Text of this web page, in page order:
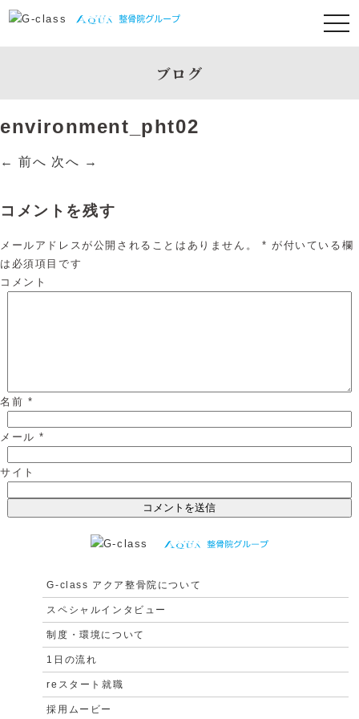
ブログ
environment_pht02
← 前へ 次へ →
コメントを残す
メールアドレスが公開されることはありません。 * が付いている欄
は必須項目です
コメント
名前 *
メール*
サイト
G-class アクア整骨院について
スペシャルインタビュー
制度・環境について
1日の流れ
reスタート就職
採用ムービー